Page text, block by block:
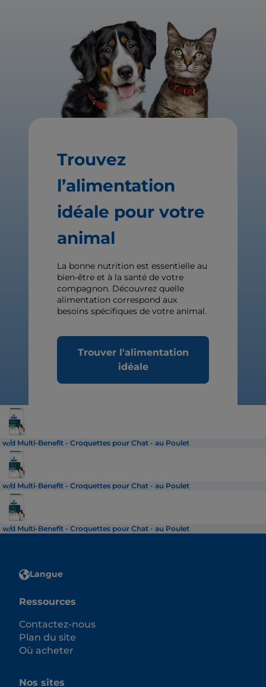
Trouvez
l’alimentation
idéale pour votre
animal
La bonne nutrition est essentielle au
bien-être et à la santé de votre
compagnon. Découvrez quelle
alimentation correspond aux
besoins spécifiques de votre animal.
Trouver l'alimentation
idéale
w/d Multi-Benefit - Croquettes pour Chat - au Poulet
w/d Multi-Benefit - Croquettes pour Chat - au Poulet
w/d Multi-Benefit - Croquettes pour Chat - au Poulet
Langue
Ressources
Contactez-nous
Plan du site
Où acheter
Nos sites